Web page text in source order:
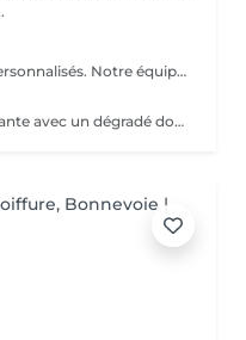
Votre expert en soins des ongles personnalisés. Notre équipe de prothésistes ongulaires diplômées vous offre une gamme complète de services pour des ongles magnifiques et durables. Expertise et Professionnalisme : Prothésistes qualifiées et expérimentées : o Isabel, o Francesca, o Fatima, o Deborah, o Patricia, o Mirza, Des produits de haute qualité, aux couleurs variées pour des résultats éclatants et durables. Garantie de beauté et santé de vos ongles. Services adaptés à vos goûts et votre personnalité Capsules pour allonger rapidement vos ongles. Rallongement en Gel : Pour un résultat naturel et durable. Remplissage toute les 3 a 4 semaines pour comble la repousse et préserve l'intégrité de la pose initiale. Manucure Soins et esthétisme pour des ongles en pleine santé et élégants. Nos Techniques Manucure Combinée : Soins complets et embellissement. Vernis Semi-Permanent : Couleur durable sans pose de gel. Chablon ou Capsules : Pose traditionnelle ou look naturel.
Baby Boomer, une manucure élégante avec un dégradé doux allant d'un nude naturel à un blanc éclatant. Ce style chic est parfait pour toutes les occasions. Sublimez vos ongles avec cette tendance incontournable ! Réservez dès maintenant pour profiter d'un look sophistiqué. Ne manquez pas l'ocasion de briller !